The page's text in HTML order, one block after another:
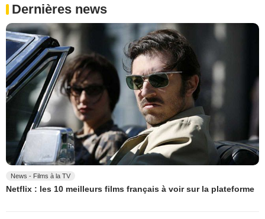
Dernières news
News - Films à la TV
Netflix : les 10 meilleurs films français à voir sur la plateforme